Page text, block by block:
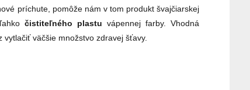
príchute, pomôže nám v tom produkt švajčiarskej
čistiteľného plastu vápennej farby. Vhodná
väčšie množstvo zdravej šťavy.